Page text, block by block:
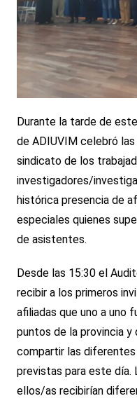
Durante la tarde de
de ADIUVIM celebró
sindicato de los
investigadores/
histórica presencia de
especiales quienes
de asistentes.
Desde las 15:30 el
recibir a los primeros
afiliadas que uno a uno
puntos de la provincia y
compartir las
previstas para este
ellos/as recibirían